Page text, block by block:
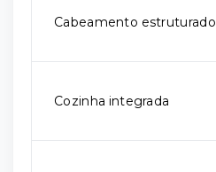
Cabeamento estruturado
Cozinha integrada